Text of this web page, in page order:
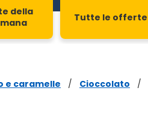
della
Tutte le offerte
e caramelle / Cioccolato /